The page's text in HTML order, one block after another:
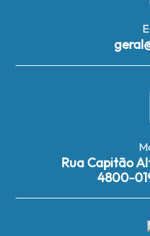
Rua Capitão
4800-